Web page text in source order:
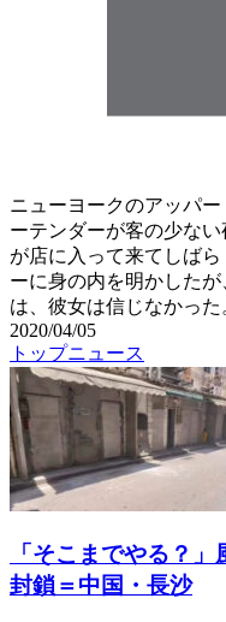
ニューヨークのアッパ
ーテンダーが客の少な
が店に入って来てしば
ーに身の内を明かした
は、彼女は信じなかった
2020/04/05
トップニュース
「そこまでやる？
封鎖＝中国・長沙